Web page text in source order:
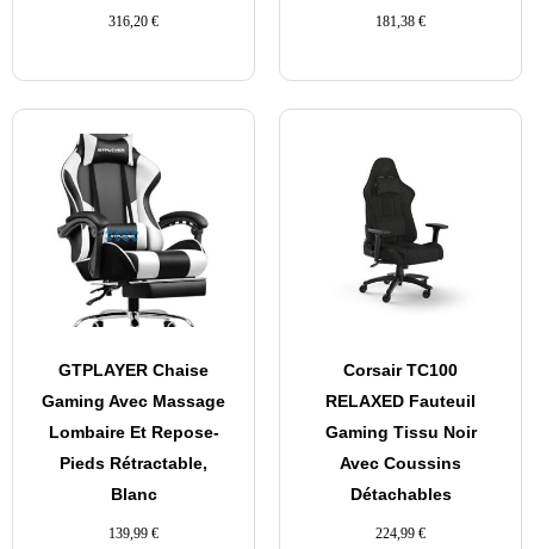
316,20 € 181,38 €
GTPLAYER Chaise
Gaming Avec Massage
Lombaire Et Repose-
Pieds Rétractable,
Blanc
139,99 €
Corsair TC100
RELAXED Fauteuil
Gaming Tissu Noir
Avec Coussins
Détachables
224,99 €